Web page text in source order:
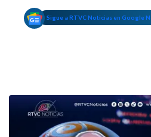
Sigue a RTVC Noticias en Google